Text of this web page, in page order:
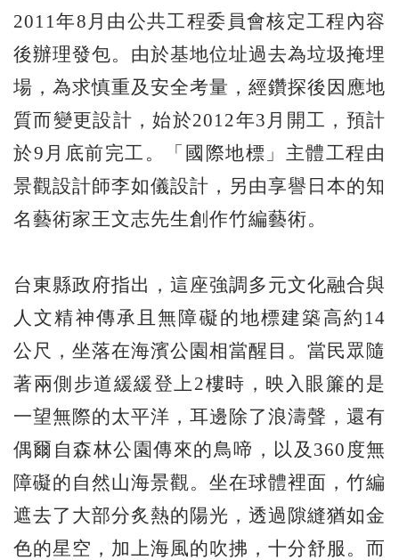
2011年8月由公共工程委員會核定工程內容
後辦理發包。由於基地位址過去為垃圾掩埋
場，為求慎重及安全考量，經鑽探後因應地
質而變更設計，始於2012年3月開工，預計
於9月底前完工。「國際地標」主體工程由
景觀設計師李如儀設計，另由享譽日本的知
名藝術家王文志先生創作竹編藝術。
台東縣政府指出，這座強調多元文化融合與
人文精神傳承且無障礙的地標建築高約14
公尺，坐落在海濱公園相當醒目。當民眾隨
著兩側步道緩緩登上2樓時，映入眼簾的是
一望無際的太平洋，耳邊除了浪濤聲，還有
偶爾自森林公園傳來的鳥啼，以及360度無
障礙的自然山海景觀。坐在球體裡面，竹編
遮去了大部分炙熱的陽光，透過隙縫猶如金
色的星空，加上海風的吹拂，十分舒服。而